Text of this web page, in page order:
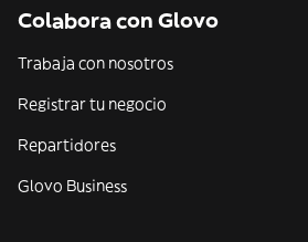
Colabora con Glovo
Trabaja con nosotros
Registrar tu negocio
Repartidores
Glovo Business